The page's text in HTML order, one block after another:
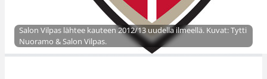
Salon Vilpas lähtee kauteen 2012/13 uudella ilmeellä. Kuvat: Tytti
Nuoramo & Salon Vilpas.